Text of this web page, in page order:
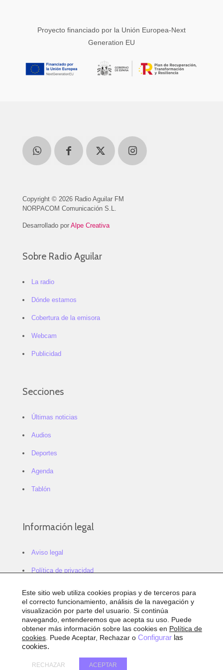
Proyecto financiado por la Unión Europea-Next
Generation EU
Copyright © 2026 Radio Aguilar FM
NORPACOM Comunicación S.L.
Desarrollado por Alpe Creativa
Sobre Radio Aguilar
La radio
Dónde estamos
Cobertura de la emisora
Webcam
Publicidad
Secciones
Últimas noticias
Audios
Deportes
Agenda
Tablón
Información legal
Aviso legal
Política de privacidad
Política de cookies
Configurar cookies
Sitemap
Accesibilidad
Este sitio web utiliza cookies propias y de terceros para
el correcto funcionamiento, análisis de la navegación y
visualización por parte del usuario. Si continúa
navegando, entenderemos que acepta su uso. Puede
obtener más información sobre las cookies en Política de
cookies . Puede Aceptar, Rechazar o Configurar las
cookies.
ACEPTAR
RECHAZAR